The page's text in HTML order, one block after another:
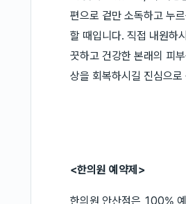
편으로 겉만 소독하고 누
할 때입니다. 직접 내원하
끗하고 건강한 본래의 피
상을 회복하시길 진심으
<한의원 예약제>
한의원 안산점은 100%